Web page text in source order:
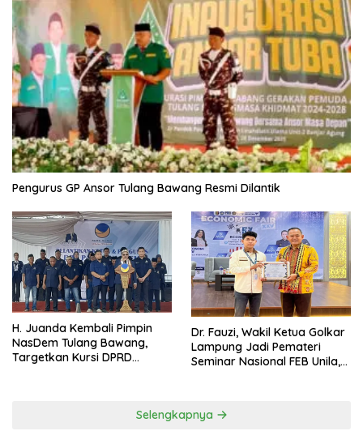
Pengurus GP Ansor Tulang Bawang Resmi Dilantik
H. Juanda Kembali Pimpin
NasDem Tulang Bawang,
Targetkan Kursi DPRD
Dr. Fauzi, Wakil Ketua Golkar
Lampung Jadi Pemateri
Seminar Nasional FEB Unila,
Selengkapnya